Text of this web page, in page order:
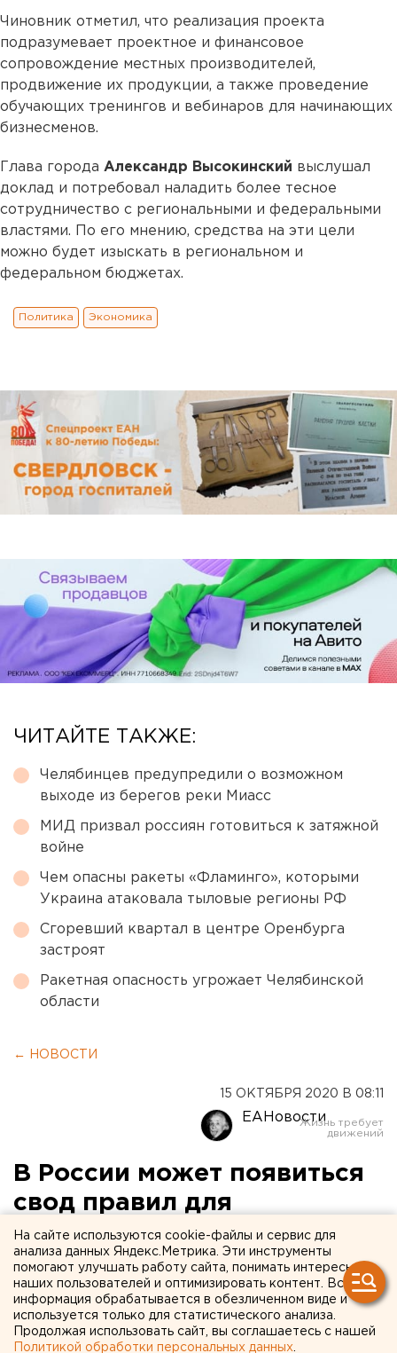
Чиновник отметил, что реализация проекта
подразумевает проектное и финансовое
сопровождение местных производителей,
продвижение их продукции, а также проведение
обучающих тренингов и вебинаров для начинающих
бизнесменов.
Глава города Александр Высокинский выслушал
доклад и потребовал наладить более тесное
сотрудничество с региональными и федеральными
властями. По его мнению, средства на эти цели
можно будет изыскать в региональном и
федеральном бюджетах.
Политика Экономика
ЧИТАЙТЕ ТАКЖЕ:
Челябинцев предупредили о возможном
выходе из берегов реки Миасс
МИД призвал россиян готовиться к затяжной
войне
Чем опасны ракеты «Фламинго», которыми
Украина атаковала тыловые регионы РФ
Сгоревший квартал в центре Оренбурга
застроят
Ракетная опасность угрожает Челябинской
области
← НОВОСТИ
15 ОКТЯБРЯ 2020 В 08:11
ЕАНовости
В России может появиться
свод правил для
проведения квестов
На сайте используются cookie-файлы и сервис для
анализа данных Яндекс.Метрика. Эти инструменты
помогают улучшать работу сайта, понимать интересы
наших пользователей и оптимизировать контент. Вся
информация обрабатывается в обезличенном виде и
используется только для статистического анализа.
Продолжая использовать сайт, вы соглашаетесь с нашей
Политикой обработки персональных данных